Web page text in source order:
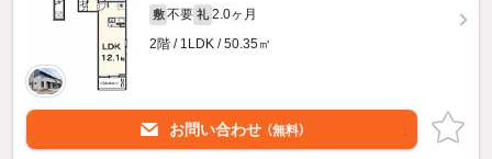
敷 不要 礼 2.0ヶ月
2階 / 1LDK / 50.35㎡
お問い合わせ （無料）